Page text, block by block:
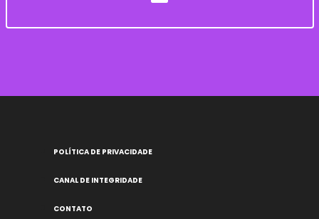
POLÍTICA DE PRIVACIDADE
CANAL DE INTEGRIDADE
CONTATO